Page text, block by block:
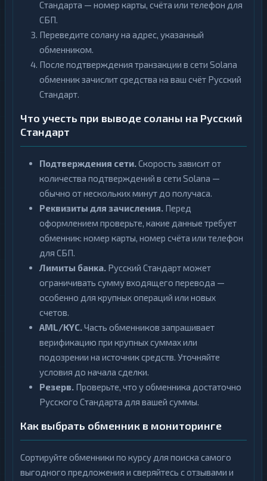
Стандарта — номер карты, счёта или телефон для
СБП.
Переведите солану на адрес, указанный
обменником.
После подтверждения транзакции в сети Solana
обменник зачислит средства на ваш счёт Русский
Стандарт.
Что учесть при выводе соланы на Русский
Стандарт
Подтверждения сети.Скорость зависит от
количества подтверждений в сети Solana —
обычно от нескольких минут до получаса.
Реквизиты для зачисления. Перед
оформлением проверьте, какие данные требует
обменник: номер карты, номер счёта или телефон
для СБП.
Лимиты банка. Русский Стандарт может
ограничивать сумму входящего перевода —
особенно для крупных операций или новых
счетов.
AML/KYC.Часть обменников запрашивает
верификацию при крупных суммах или
подозрении на источник средств. Уточняйте
условия до начала сделки.
Резерв. Проверьте, что у обменника достаточно
Русского Стандарта для вашей суммы.
Как выбрать обменник в мониторинге
Сортируйте обменники по курсу для поиска самого
выгодного предложения и сверяйтесь с отзывами и